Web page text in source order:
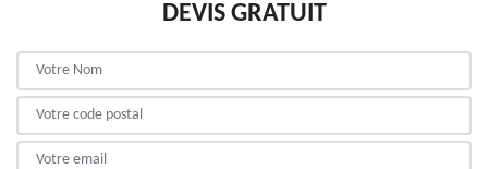
DEVIS GRATUIT